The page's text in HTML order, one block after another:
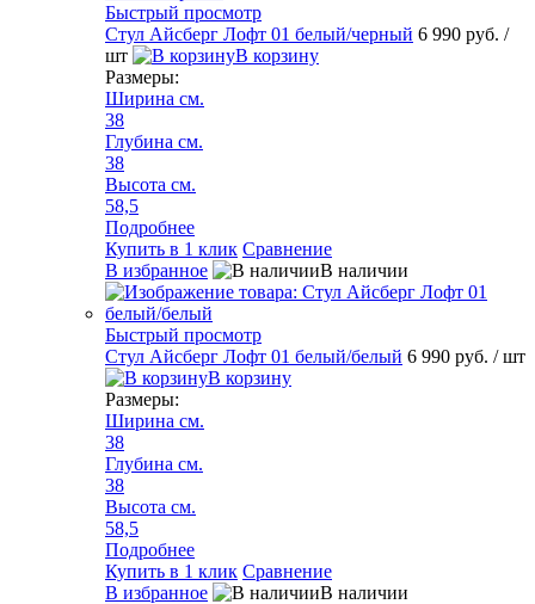
Быстрый просмотр
Стул Айсберг Лофт 01 белый/черный 6 990 руб. /
шт
В корзину
Размеры:
Ширина см.
38
Глубина см.
38
Высота см.
58,5
Подробнее
Купить в 1 клик Сравнение
В избранное
В наличии
Быстрый просмотр
Стул Айсберг Лофт 01 белый/белый 6 990 руб. / шт
В корзину
Размеры:
Ширина см.
38
Глубина см.
38
Высота см.
58,5
Подробнее
Купить в 1 клик Сравнение
В избранное
В наличии